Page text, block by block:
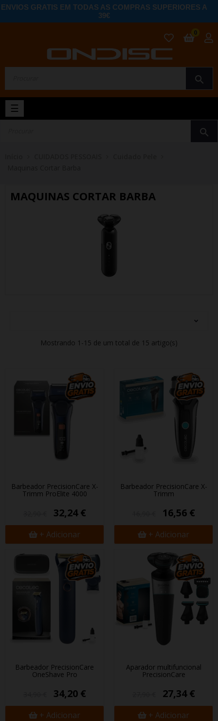
ENVIOS GRATIS EM TODAS AS COMPRAS SUPERIORES A
39€
search
0
Toggle
navigation
☰
search
MAQUINAS CORTAR BARBA
Mostrando 1-15 de um total de 15 artigo(s)
Barbeador PrecisionCare X-
Trimm ProElite 4000
32,24 €
+ Adicionar
Barbeador PrecisionCare X-
Trimm
16,56 €
+ Adicionar
Barbeador PrecisionCare
OneShave Pro
34,20 €
+ Adicionar
Aparador multifuncional
PrecisionCare
27,34 €
+ Adicionar